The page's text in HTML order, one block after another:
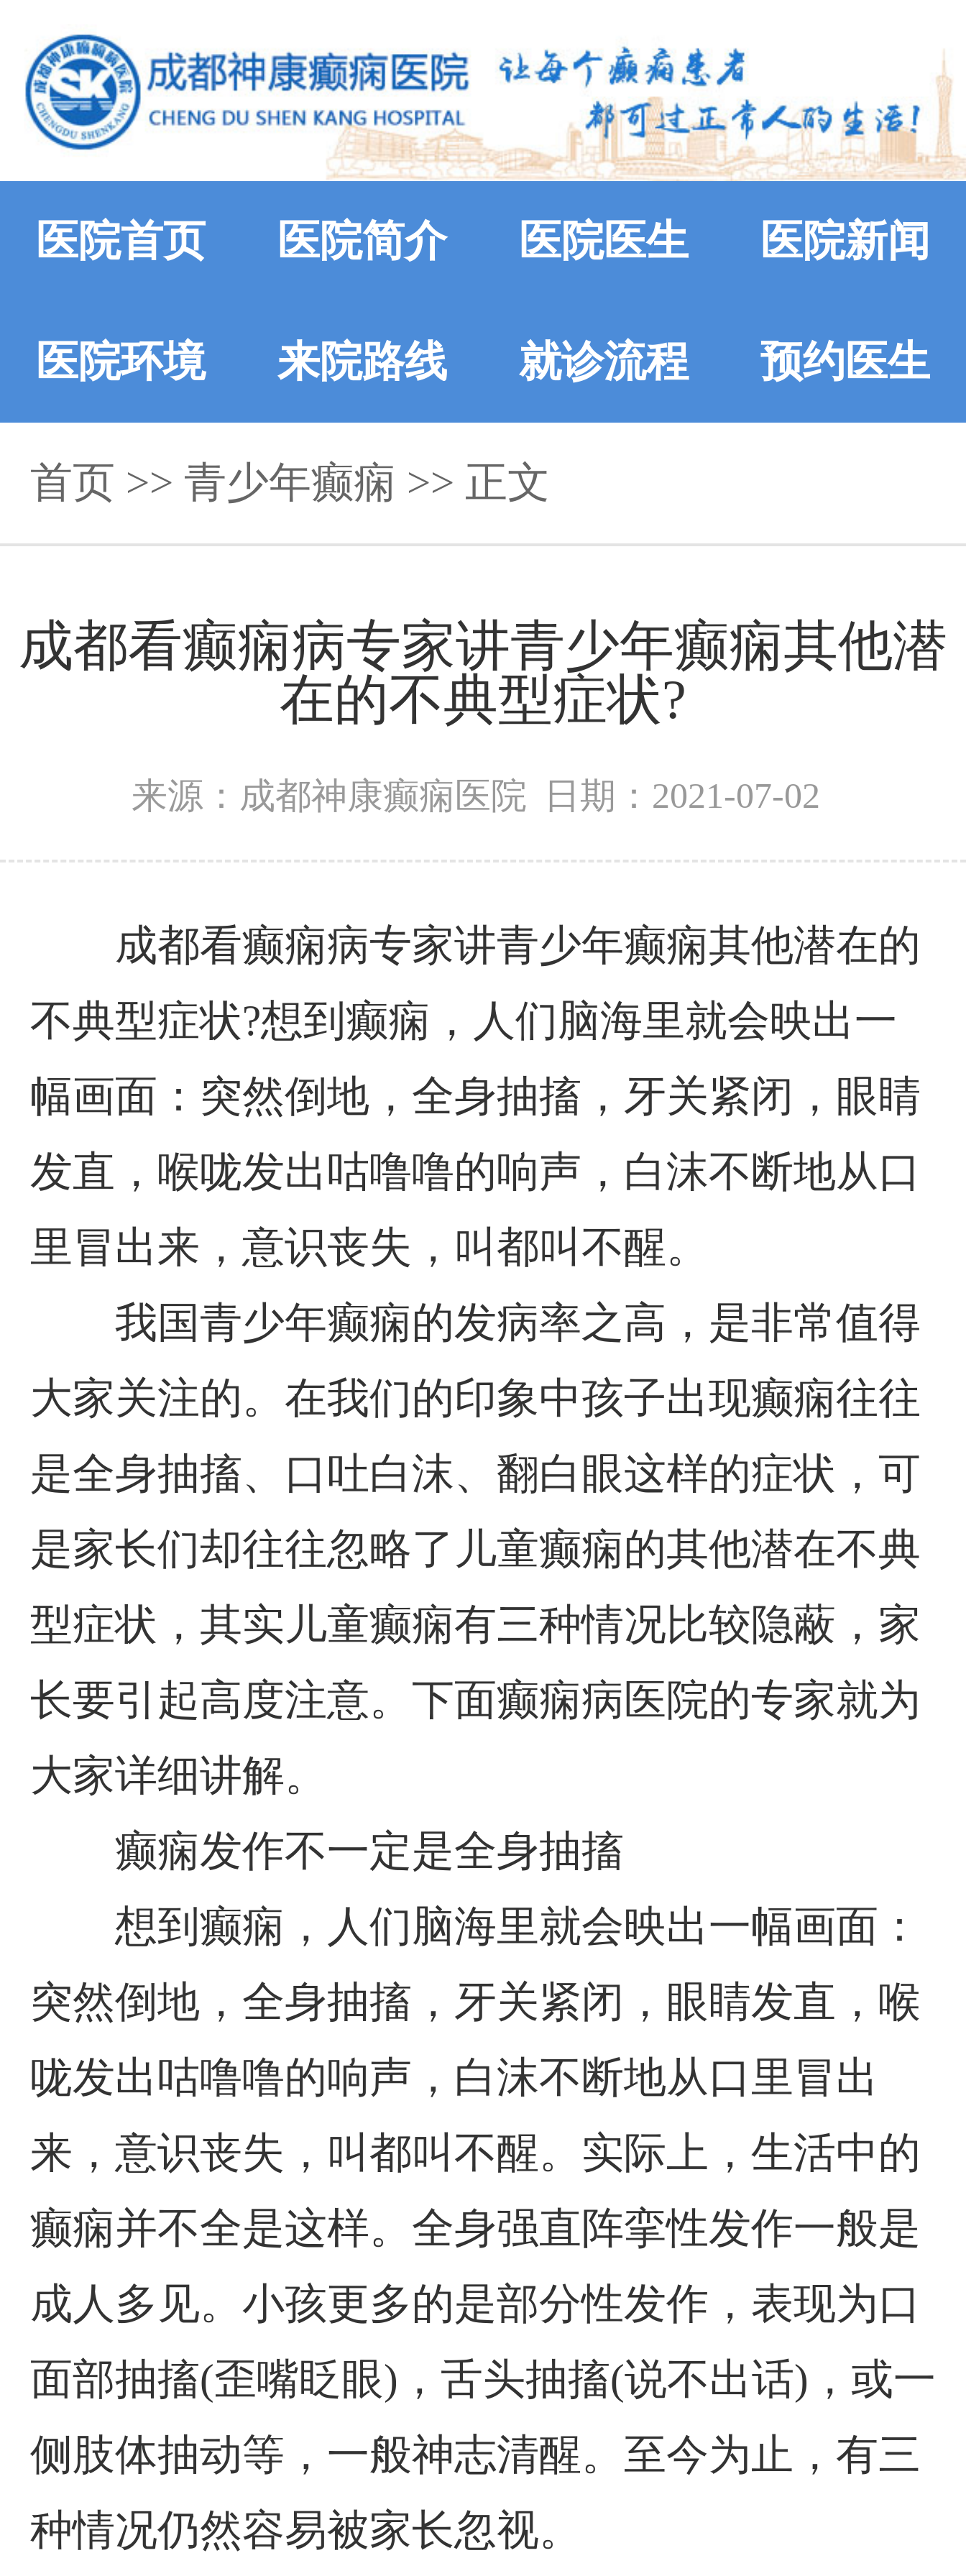
医院首页 医院简介 医院医生 医院新闻
医院环境 来院路线 就诊流程 预约医生
首页 >> 青少年癫痫 >> 正文
成都看癫痫病专家讲青少年癫痫其他潜
在的不典型症状?
来源：成都神康癫痫医院 日期：2021-07-02
成都看癫痫病专家讲青少年癫痫其他潜在的
不典型症状?想到癫痫，人们脑海里就会映出一
幅画面：突然倒地，全身抽搐，牙关紧闭，眼睛
发直，喉咙发出咕噜噜的响声，白沫不断地从口
里冒出来，意识丧失，叫都叫不醒。
我国青少年癫痫的发病率之高，是非常值得
大家关注的。在我们的印象中孩子出现癫痫往往
是全身抽搐、口吐白沫、翻白眼这样的症状，可
是家长们却往往忽略了儿童癫痫的其他潜在不典
型症状，其实儿童癫痫有三种情况比较隐蔽，家
长要引起高度注意。下面癫痫病医院的专家就为
大家详细讲解。
癫痫发作不一定是全身抽搐
想到癫痫，人们脑海里就会映出一幅画面：
突然倒地，全身抽搐，牙关紧闭，眼睛发直，喉
咙发出咕噜噜的响声，白沫不断地从口里冒出
来，意识丧失，叫都叫不醒。实际上，生活中的
癫痫并不全是这样。全身强直阵挛性发作一般是
成人多见。小孩更多的是部分性发作，表现为口
面部抽搐(歪嘴眨眼)，舌头抽搐(说不出话)，或一
侧肢体抽动等，一般神志清醒。至今为止，有三
种情况仍然容易被家长忽视。